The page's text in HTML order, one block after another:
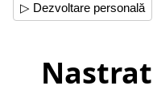
▷ Dezvoltare personală